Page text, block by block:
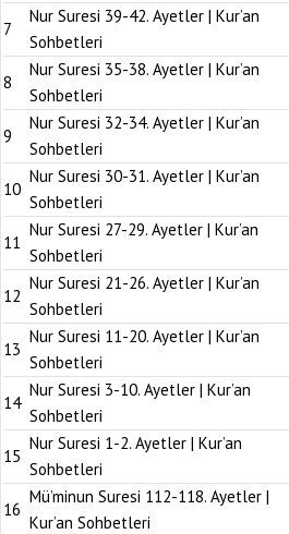
7
Nur Suresi 39-42. Ayetler | Kur’an
Sohbetleri
8
Nur Suresi 35-38. Ayetler | Kur’an
Sohbetleri
9
Nur Suresi 32-34. Ayetler | Kur’an
Sohbetleri
10
Nur Suresi 30-31. Ayetler | Kur’an
Sohbetleri
11
Nur Suresi 27-29. Ayetler | Kur’an
Sohbetleri
12
Nur Suresi 21-26. Ayetler | Kur’an
Sohbetleri
13
Nur Suresi 11-20. Ayetler | Kur’an
Sohbetleri
14
Nur Suresi 3-10. Ayetler | Kur’an
Sohbetleri
15
Nur Suresi 1-2. Ayetler | Kur’an
Sohbetleri
16
Mü’minun Suresi 112-118. Ayetler |
Kur’an Sohbetleri